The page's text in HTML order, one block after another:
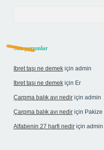
Son yorumlar
Ibret taşı ne demek için admin
Ibret taşı ne demek için Er
Çarpma balık avı nedir için admin
Çarpma balık avı nedir için Pakize
Alfabenin 27 harfi nedir için admin